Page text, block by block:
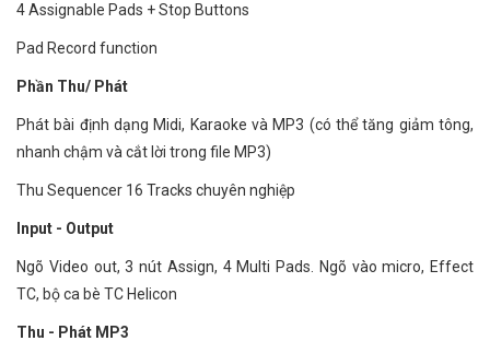
4 Assignable Pads + Stop Buttons
Pad Record function
Phần Thu/ Phát
Phát bài định dạng Midi, Karaoke và MP3 (có thể tăng giảm tông,
nhanh chậm và cắt lời trong file MP3)
Thu Sequencer 16 Tracks chuyên nghiệp
Input - Output
Ngõ Video out, 3 nút Assign, 4 Multi Pads. Ngõ vào micro, Effect
TC, bộ ca bè TC Helicon
Thu - Phát MP3